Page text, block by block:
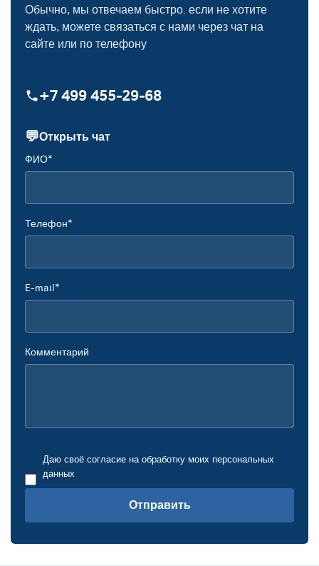
Обычно, мы отвечаем быстро. если не хотите
ждать, можете связаться с нами через чат на
сайте или по телефону
+7 499 455‑29‑68
💬Открыть чат
ФИО*
Телефон*
E-mail*
Комментарий
Даю своё согласие на обработку моих персональных
данных
Отправить